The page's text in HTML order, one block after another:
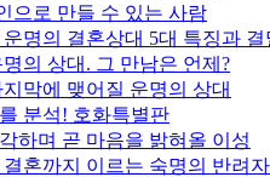
으로 만들 수 있는 사람
명의 결혼상대 5대 특징과 결
의 상대. 그 만남은 언제?
막에 맺어질 운명의 상대
분석! 호화특별판
하며 곧 마음을 밝혀올 이성
혼까지 이르는 숙명의 반려자